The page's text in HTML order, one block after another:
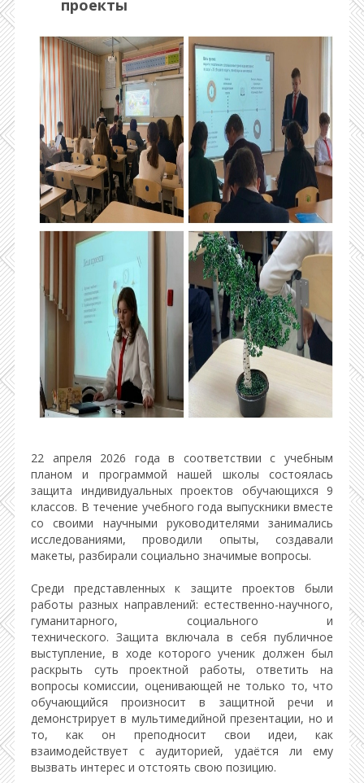
проекты
22 апреля 2026 года в соответствии с учебным
планом и программой нашей школы состоялась
защита индивидуальных проектов обучающихся 9
классов. В течение учебного года выпускники вместе
со своими научными руководителями занимались
исследованиями, проводили опыты, создавали
макеты, разбирали социально значимые вопросы.
Среди представленных к защите проектов были
работы разных направлений: естественно-научного,
гуманитарного, социального и
технического. Защита включала в себя публичное
выступление, в ходе которого ученик должен был
раскрыть суть проектной работы, ответить на
вопросы комиссии, оценивающей не только то, что
обучающийся произносит в защитной речи и
демонстрирует в мультимедийной презентации, но и
то, как он преподносит свои идеи, как
взаимодействует с аудиторией, удаётся ли ему
вызвать интерес и отстоять свою позицию.